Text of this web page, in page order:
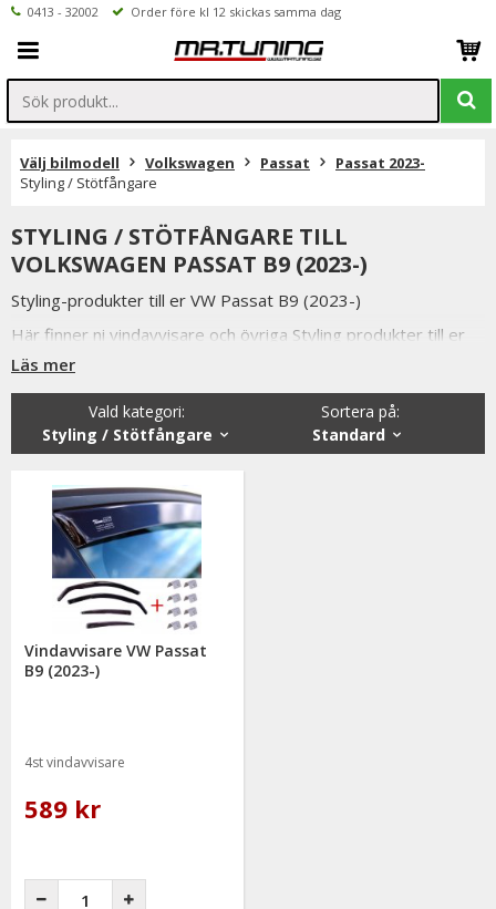
0413 - 32002 Order före kl 12 skickas samma dag
Välj bilmodell Volkswagen Passat
Passat 2023-
Styling / Stötfångare
STYLING / STÖTFÅNGARE TILL
VOLKSWAGEN PASSAT B9 (2023-)
Styling-produkter till er VW Passat B9 (2023-)
Här finner ni vindavvisare och övriga Styling produkter till er
VW Passat B9 (2023-)
Läs mer
Sortera på:
Standard
Vald kategori:
Styling / Stötfångare
Vindavvisare VW Passat
B9 (2023-)
4st vindavvisare
589 kr